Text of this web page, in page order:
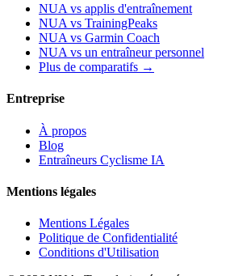
NUA vs applis d'entraînement
NUA vs TrainingPeaks
NUA vs Garmin Coach
NUA vs un entraîneur personnel
Plus de comparatifs →
Entreprise
À propos
Blog
Entraîneurs Cyclisme IA
Mentions légales
Mentions Légales
Politique de Confidentialité
Conditions d'Utilisation